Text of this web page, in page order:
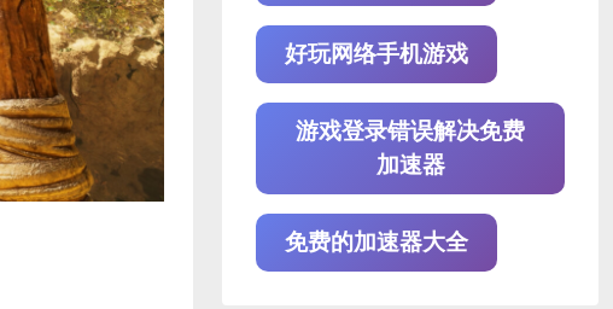
好玩网络手机游戏
游戏登录错误解决免费
加速器
免费的加速器大全